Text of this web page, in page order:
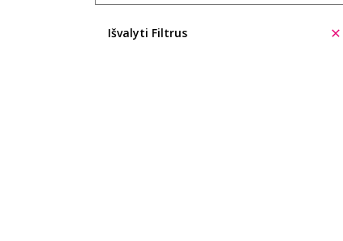
1937
1938
Išvalyti Filtrus